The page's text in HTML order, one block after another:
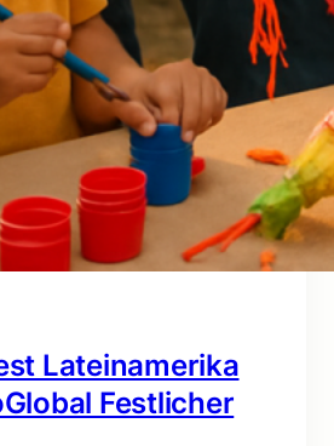
Lateinamerika
Festlicher